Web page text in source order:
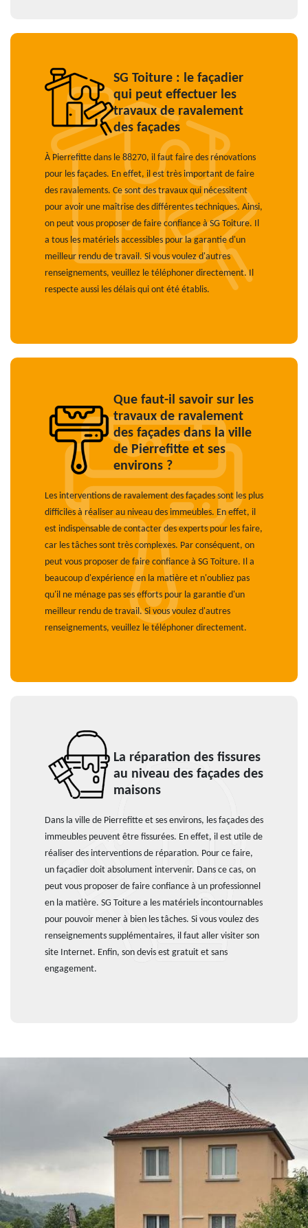
SG Toiture : le façadier
qui peut effectuer les
travaux de ravalement
des façades
À Pierrefitte dans le 88270, il faut faire des rénovations
pour les façades. En effet, il est très important de faire
des ravalements. Ce sont des travaux qui nécessitent
pour avoir une maîtrise des différentes techniques. Ainsi,
on peut vous proposer de faire confiance à SG Toiture. Il
a tous les matériels accessibles pour la garantie d'un
meilleur rendu de travail. Si vous voulez d'autres
renseignements, veuillez le téléphoner directement. Il
respecte aussi les délais qui ont été établis.
Que faut-il savoir sur les
travaux de ravalement
des façades dans la ville
de Pierrefitte et ses
environs ?
Les interventions de ravalement des façades sont les plus
difficiles à réaliser au niveau des immeubles. En effet, il
est indispensable de contacter des experts pour les faire,
car les tâches sont très complexes. Par conséquent, on
peut vous proposer de faire confiance à SG Toiture. Il a
beaucoup d'expérience en la matière et n'oubliez pas
qu'il ne ménage pas ses efforts pour la garantie d'un
meilleur rendu de travail. Si vous voulez d'autres
renseignements, veuillez le téléphoner directement.
La réparation des fissures
au niveau des façades des
maisons
Dans la ville de Pierrefitte et ses environs, les façades des
immeubles peuvent être fissurées. En effet, il est utile de
réaliser des interventions de réparation. Pour ce faire,
un façadier doit absolument intervenir. Dans ce cas, on
peut vous proposer de faire confiance à un professionnel
en la matière. SG Toiture a les matériels incontournables
pour pouvoir mener à bien les tâches. Si vous voulez des
renseignements supplémentaires, il faut aller visiter son
site Internet. Enfin, son devis est gratuit et sans
engagement.